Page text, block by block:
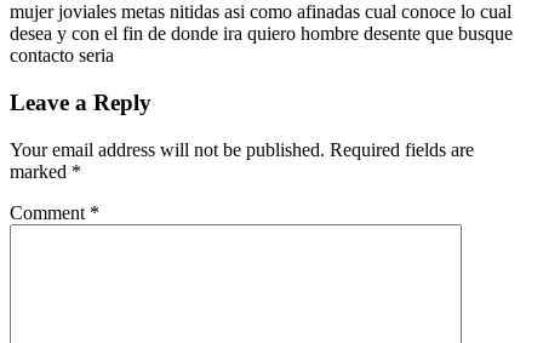
mujer joviales metas nitidas asi­ como afinadas cual conoce lo cual
desea y con el fin de donde ira quiero hombre desente que busque
contacto seria
Leave a Reply
Your email address will not be published. Required fields are
marked *
Comment *